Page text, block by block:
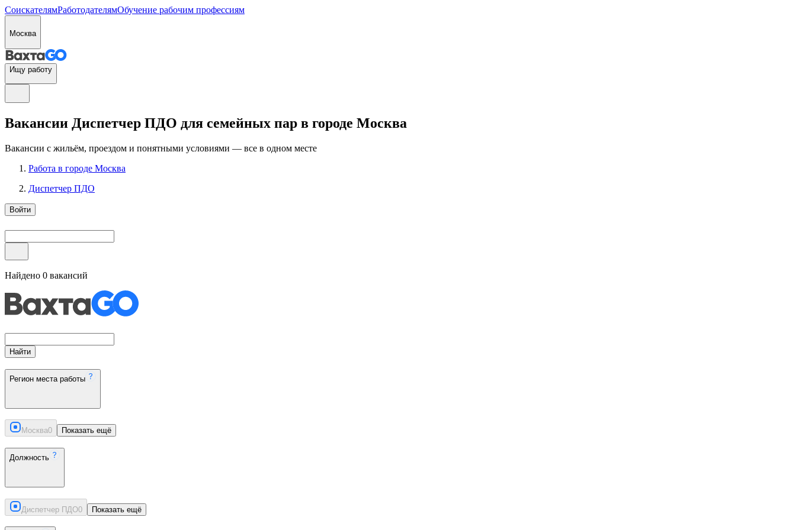
СоискателямРаботодателямОбучение рабочим профессиям
Москва
Ищу работу
Вакансии Диспетчер ПДО для семейных пар в городе Москва
Вакансии с жильём, проездом и понятными условиями — все в одном месте
Работа в городе Москва
Диспетчер ПДО
Войти
Найдено 0 вакансий
Найти
Регион места работы
Москва0 Показать ещё
Должность
Диспетчер ПДО0 Показать ещё